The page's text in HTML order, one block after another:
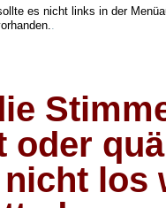
es nicht links in der
.
oder
los